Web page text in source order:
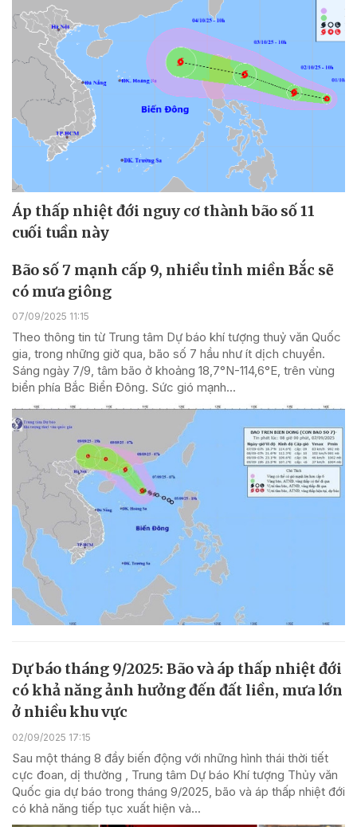
Áp thấp nhiệt đới nguy cơ thành bão số 11
cuối tuần này
Bão số 7 mạnh cấp 9, nhiều tỉnh miền Bắc sẽ
có mưa giông
07/09/2025 11:15
Theo thông tin từ Trung tâm Dự báo khí tượng thuỷ văn Quốc
gia, trong những giờ qua, bão số 7 hầu như ít dịch chuyển.
Sáng ngày 7/9, tâm bão ở khoảng 18,7°N-114,6°E, trên vùng
biển phía Bắc Biển Đông. Sức gió mạnh...
Dự báo tháng 9/2025: Bão và áp thấp nhiệt đới
có khả năng ảnh hưởng đến đất liền, mưa lớn
ở nhiều khu vực
02/09/2025 17:15
Sau một tháng 8 đầy biến động với những hình thái thời tiết
cực đoan, dị thường , Trung tâm Dự báo Khí tượng Thủy văn
Quốc gia dự báo trong tháng 9/2025, bão và áp thấp nhiệt đới
có khả năng tiếp tục xuất hiện và...